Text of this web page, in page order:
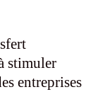
stimuler
entreprises